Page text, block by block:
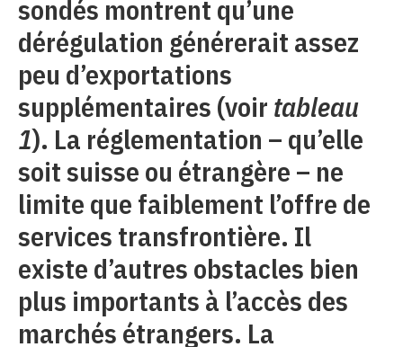
sondés montrent qu’une
dérégulation générerait assez
peu d’exportations
supplémentaires (voir tableau
1). La réglementation – qu’elle
soit suisse ou étrangère – ne
limite que faiblement l’offre de
services transfrontière. Il
existe d’autres obstacles bien
plus importants à l’accès des
marchés étrangers. La